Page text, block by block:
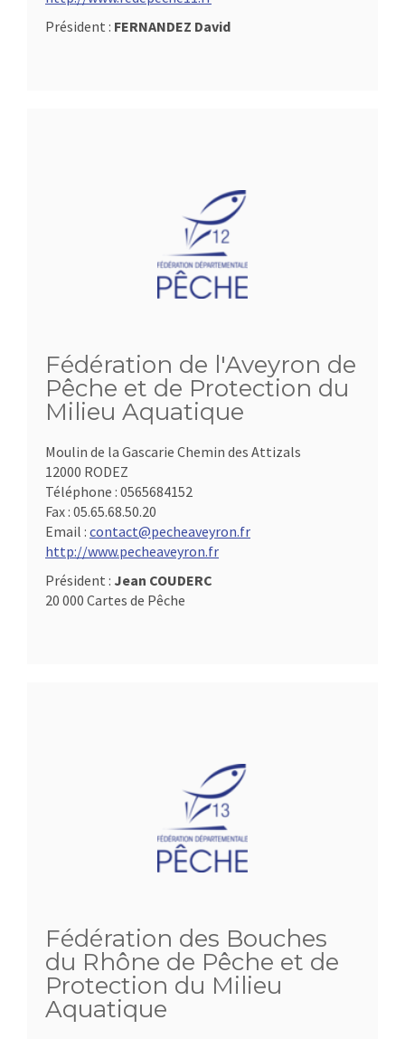
Président : FERNANDEZ David
Fédération de l'Aveyron de
Pêche et de Protection du
Milieu Aquatique
Moulin de la Gascarie Chemin des Attizals
12000 RODEZ
Téléphone : 0565684152
Fax : 05.65.68.50.20
Email : contact@pecheaveyron.fr
http://www.pecheaveyron.fr
Président : Jean COUDERC
20 000 Cartes de Pêche
Fédération des Bouches
du Rhône de Pêche et de
Protection du Milieu
Aquatique